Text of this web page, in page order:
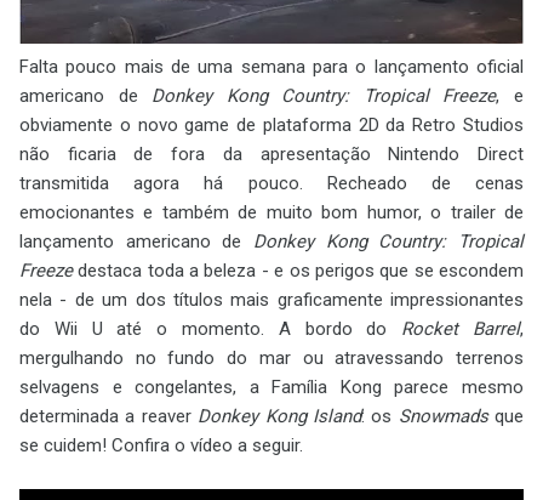
Falta pouco mais de uma semana para o lançamento oficial
americano de Donkey Kong Country: Tropical Freeze, e
obviamente o novo game de plataforma 2D da Retro Studios
não ficaria de fora da apresentação Nintendo Direct
transmitida agora há pouco. Recheado de cenas
emocionantes e também de muito bom humor, o trailer de
lançamento americano de Donkey Kong Country: Tropical
Freezedestaca toda a beleza - e os perigos que se escondem
nela - de um dos títulos mais graficamente impressionantes
do Wii U até o momento. A bordo do Rocket Barrel,
mergulhando no fundo do mar ou atravessando terrenos
selvagens e congelantes, a Família Kong parece mesmo
determinada a reaver Donkey Kong Island: os Snowmadsque
se cuidem! Confira o vídeo a seguir.